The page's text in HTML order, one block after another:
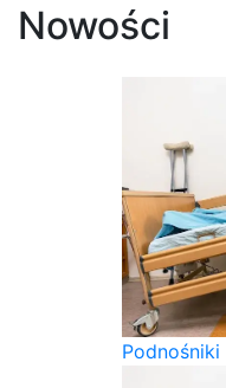
Nowości